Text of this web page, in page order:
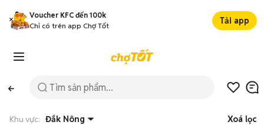
Voucher KFC đến 100k
Chỉ có trên app Chợ Tốt
Tải app
Khu vực: Đắk Nông Xoá lọc